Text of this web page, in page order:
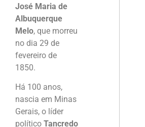
José Maria de
Albuquerque
Melo, que morreu
no dia 29 de
fevereiro de
1850.
Há 100 anos,
nascia em Minas
Gerais, o líder
político Tancredo